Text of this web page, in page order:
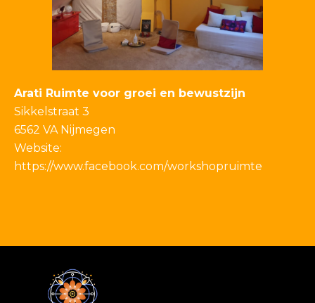
Arati Ruimte voor groei en bewustzijn
Sikkelstraat 3
6562 VA Nijmegen
Website:
https://www.facebook.com/workshopruimte